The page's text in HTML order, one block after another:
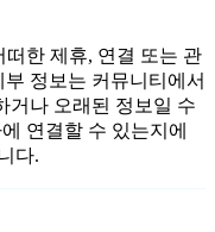
떠한 제휴, 연결 또는 관
정보는 커뮤니티에서
거나 오래된 정보일 수
연결할 수 있는지에
다.